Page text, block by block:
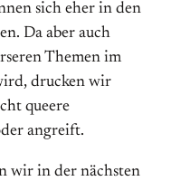
sich eher in den
Da aber auch
Themen im
drucken wir
queere
angreift.
wir in der nächsten